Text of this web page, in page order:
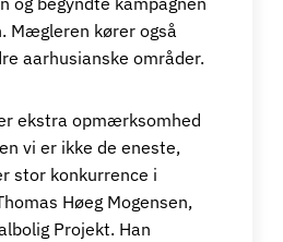
Mægleren kører også
aarhusianske områder.
ekstra opmærksomhed
vi er ikke de eneste,
stor konkurrence i
Høeg Mogensen,
Projekt. Han